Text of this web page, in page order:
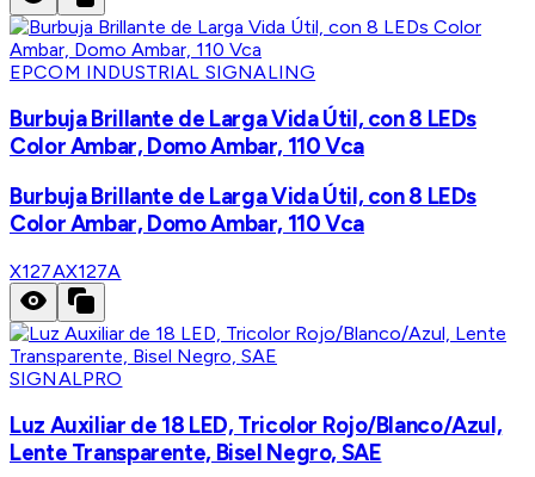
EPCOM INDUSTRIAL SIGNALING
Burbuja Brillante de Larga Vida Útil, con 8 LEDs
Color Ambar, Domo Ambar, 110 Vca
Burbuja Brillante de Larga Vida Útil, con 8 LEDs
Color Ambar, Domo Ambar, 110 Vca
X127AX127A
SIGNALPRO
Luz Auxiliar de 18 LED, Tricolor Rojo/Blanco/Azul,
Lente Transparente, Bisel Negro, SAE